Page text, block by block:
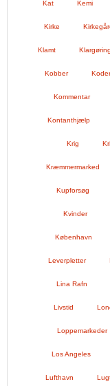
Kat Kemi
Kirke
Klamt Klargøring
Kobber Koder
Kommentar
Kontanthjælp
Krig
Kræmmermarked
Kupforsøg
Kvinder
København
Leverpletter
Lina Rafn
Livstid
Loppemarkeder
Los Angeles
Lufthavn